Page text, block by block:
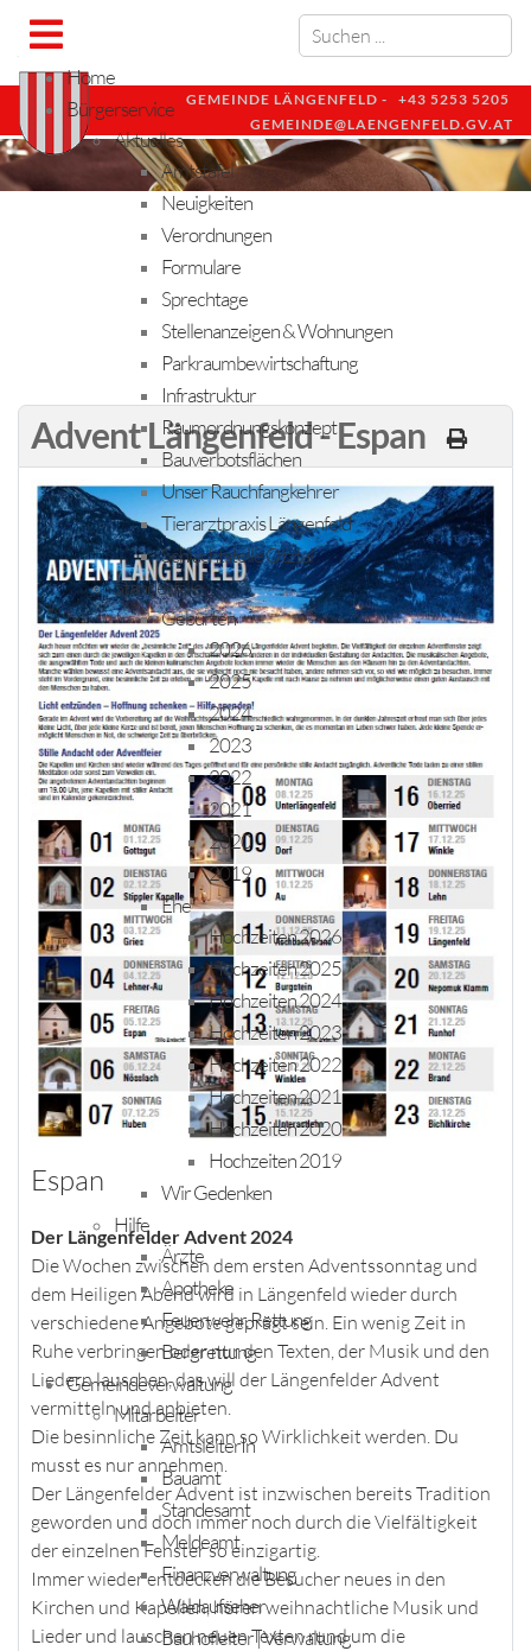
GEMEINDE LÄNGENFELD - +43 5253 5205
GEMEINDE@LAENGENFELD.GV.AT
Home
Bürgerservice
Aktuelles
Amtstafel
Neuigkeiten
Verordnungen
Formulare
Sprechtage
Stellenanzeigen & Wohnungen
Parkraumbewirtschaftung
Infrastruktur
Raumordnungskonzept
Bauverbotsflächen
Unser Rauchfangkehrer
Tierarztpraxis Längenfeld
Schlachtstelle Ötztal
Standesfälle
Geburten
2026
2025
2024
2023
2022
2021
2020
2019
Ehe
Hochzeiten 2026
Hochzeiten 2025
Hochzeiten 2024
Hochzeiten 2023
Hochzeiten 2022
Hochzeiten 2021
Hochzeiten 2020
Hochzeiten 2019
Wir Gedenken
Hilfe
Ärzte
Apotheke
Feuerwehr, Rettung
Bergrettung
Gemeindeverwaltung
Mitarbeiter
AmtsleiterIn
Bauamt
Standesamt
Meldeamt
Finanzverwaltung
Waldaufseher
Bauhofleiter | Verwaltung
Advent Längenfeld - Espan
Espan
Der Längenfelder Advent 2024
Die Wochen zwischen dem ersten Adventssonntag und
dem Heiligen Abend wird in Längenfeld wieder durch
verschiedene Angebote geprägt sein. Ein wenig Zeit in
Ruhe verbringen oder nur den Texten, der Musik und den
Liedern lauschen, das will der Längenfelder Advent
vermitteln und anbieten.
Die besinnliche Zeit kann so Wirklichkeit werden. Du
musst es nur annehmen.
Der Längenfelder Advent ist inzwischen bereits Tradition
geworden und doch immer noch durch die Vielfältigkeit
der einzelnen Fenster so einzigartig.
Immer wieder entdecken die Besucher neues in den
Kirchen und Kapellen, hören weihnachtliche Musik und
Lieder und lauschen neuen Texten rund um die